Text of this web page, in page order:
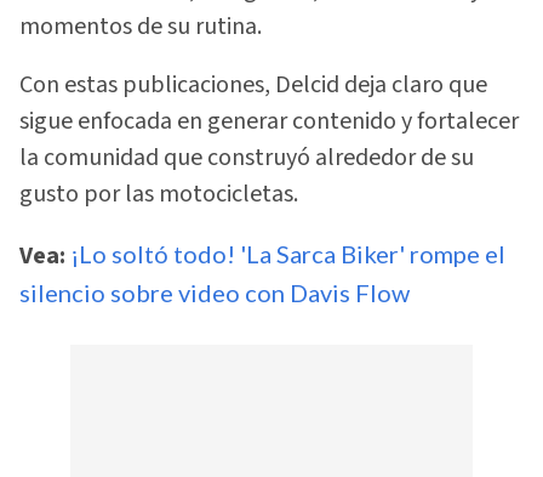
momentos de su rutina.
Con estas publicaciones, Delcid deja claro que
sigue enfocada en generar contenido y fortalecer
la comunidad que construyó alrededor de su
gusto por las motocicletas.
Vea: ¡Lo soltó todo! 'La Sarca Biker' rompe el
silencio sobre video con Davis Flow